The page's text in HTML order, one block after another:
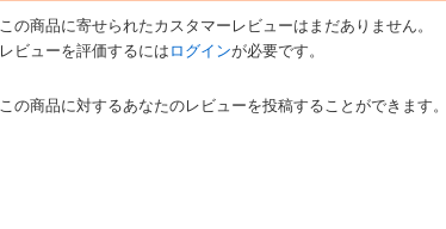
この商品に寄せられたカスタマーレビューはまだありません。
レビューを評価するには ログインが必要です。
この商品に対するあなたのレビューを投稿することができます。